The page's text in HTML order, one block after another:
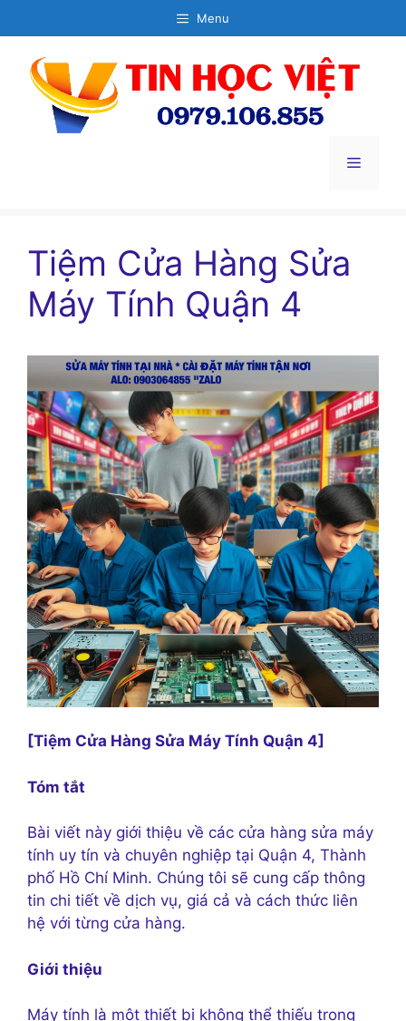
đến
dung
Menu
Menu
Tiệm Cửa Hàng Sửa
Máy Tính Quận 4
[Tiệm Cửa Hàng Sửa Máy Tính Quận 4]
Tóm tắt
Bài viết này giới thiệu về các cửa hàng sửa máy
tính uy tín và chuyên nghiệp tại Quận 4, Thành
phố Hồ Chí Minh. Chúng tôi sẽ cung cấp thông
tin chi tiết về dịch vụ, giá cả và cách thức liên
hệ với từng cửa hàng.
Giới thiệu
Máy tính là một thiết bị không thể thiếu trong